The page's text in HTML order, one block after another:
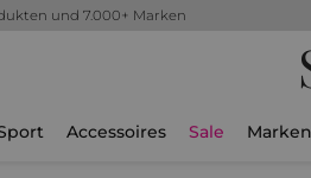
und 7.000+ Marken
Accessoires Sale Marken